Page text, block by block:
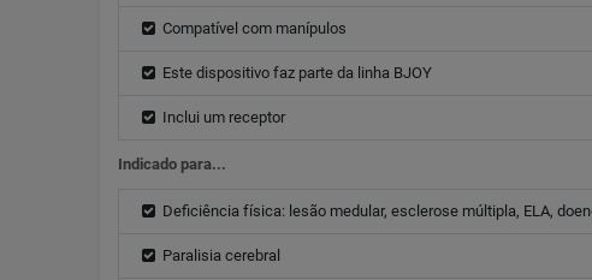
Compatível com manípulos
Este dispositivo faz parte da linha BJOY
Inclui um receptor
Indicado para...
Deficiência física: lesão medular, esclerose múltipla, ELA,
Paralisia cerebral